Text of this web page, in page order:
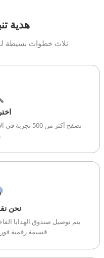
هدية
ثلاث خطوات بسيطة
تصفح أكثر من
نحن
يتم توصيل صندوق الهدايا
قسيمة رقمية